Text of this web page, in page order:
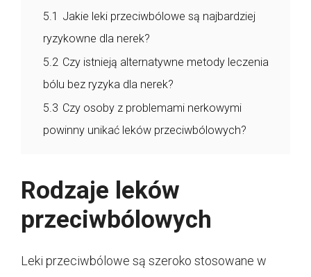
5.1 Jakie leki przeciwbólowe są najbardziej
ryzykowne dla nerek?
5.2 Czy istnieją alternatywne metody leczenia
bólu bez ryzyka dla nerek?
5.3 Czy osoby z problemami nerkowymi
powinny unikać leków przeciwbólowych?
Rodzaje leków
przeciwbólowych
Leki przeciwbólowe są szeroko stosowane w